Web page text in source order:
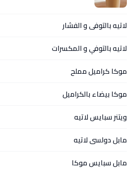
لاتيه بالتوفى و الفشار
لاتيه بالتوفي و المكسرات
موكا كراميل مملح
موكا بيضاء بالكراميل
ويتنر سبايس لاتيه
مابل دولسى لاتيه
مابل سبايس موكا